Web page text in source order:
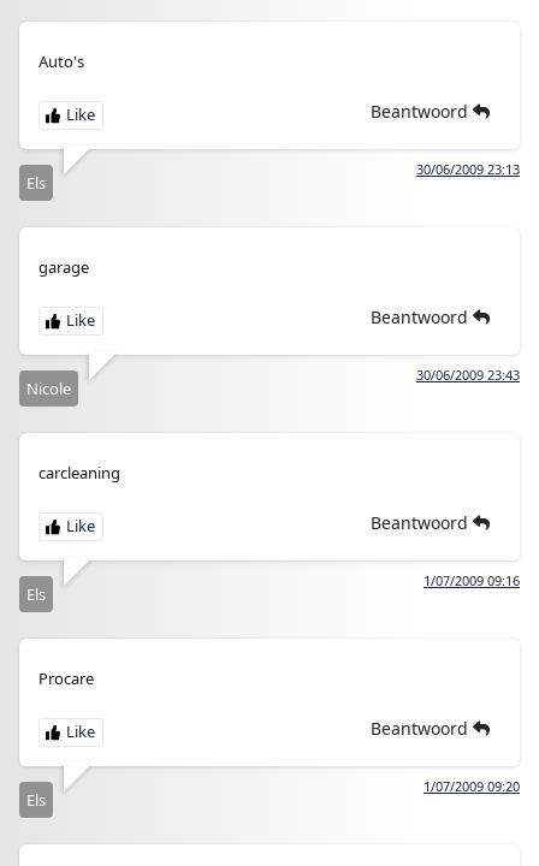
Auto's
Beantwoord
30/06/2009 23:13
Els
garage
Beantwoord
30/06/2009 23:43
Nicole
carcleaning
Beantwoord
1/07/2009 09:16
Els
Procare
Beantwoord
1/07/2009 09:20
Els